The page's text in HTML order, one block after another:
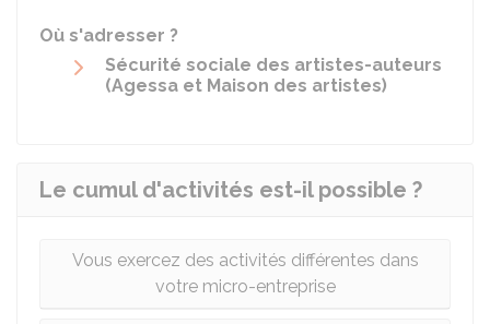
Où s'adresser ?
Sécurité sociale des artistes-auteurs
(Agessa et Maison des artistes)
Le cumul d'activités est-il possible ?
Vous exercez des activités différentes dans
votre micro-entreprise